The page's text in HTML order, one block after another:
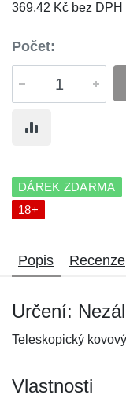
369,42 Kč bez DPH
Počet:
DÁREK ZDARMA
18+
Popis Recenze
Určení:
Teleskopický
Vlastnosti